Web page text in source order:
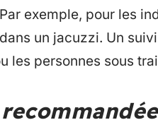
exemple, pour les
un jacuzzi. Un
les personnes sous